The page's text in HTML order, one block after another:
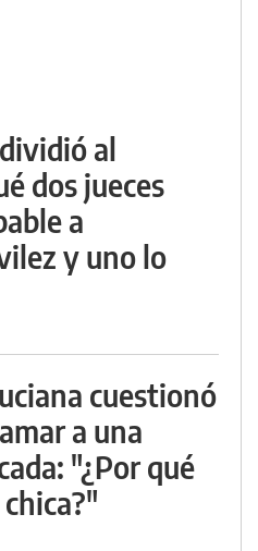
al
dos jueces
a
y uno lo
cuestionó
a una
"¿Por qué